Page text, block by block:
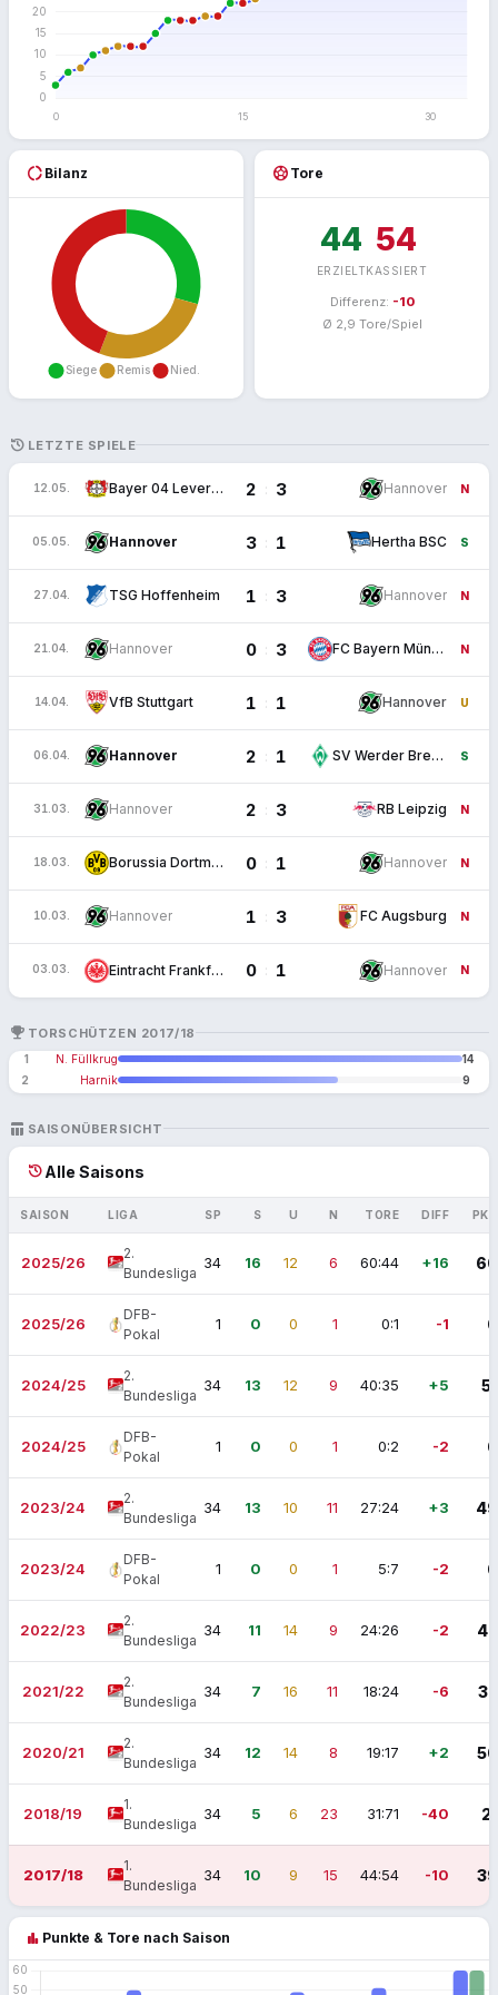
donut_large Bilanz sports_soccer Tore
44
ERZIELT
54
KASSIERT
Differenz: -10
Ø 2,9 Tore/Spiel
HISTORY LETZTE SPIELE
12.05. Bayer 04 Leverkusen 2 : 3 Hannover N
05.05. Hannover 3 : 1 Hertha BSC S
27.04. TSG Hoffenheim 1 : 3 Hannover N
21.04. Hannover 0 : 3 FC Bayern München N
14.04. VfB Stuttgart 1 : 1 Hannover U
06.04. Hannover 2 : 1 SV Werder Bremen S
31.03. Hannover 2 : 3 RB Leipzig N
18.03. Borussia Dortmund 0 : 1 Hannover N
10.03. Hannover 1 : 3 FC Augsburg N
03.03. Eintracht Frankfurt 0 : 1 Hannover N
EMOJI_EVENTS TORSCHÜTZEN 2017/18
1 N. Füllkrug
14
2
Harnik 9
TABLE_CHART SAISONÜBERSICHT
historyAlle Saisons
SAISON LIGA SP S U N TORE DIFF PKT
2025/26
2.
Bundesliga
34 16 12 6 60:44 +16 60
2025/26
DFB-
Pokal
1 0 0 1 0:1 -1 0
2024/25
2.
Bundesliga
34 13 12 9 40:35 +5 51
2024/25
DFB-
Pokal
1 0 0 1 0:2 -2 0
2023/24
2.
Bundesliga
34 13 10 11 27:24 +3 49
2023/24
DFB-
Pokal
1 0 0 1 5:7 -2 0
2022/23
2.
Bundesliga
34 11 14 9 24:26 -2 47
2021/22
2.
Bundesliga
34 7 16 11 18:24 -6 37
2020/21
2.
Bundesliga
34 12 14 8 19:17 +2 50
2018/19
1.
Bundesliga
34 5 6 23 31:71 -40 21
2017/18
1.
Bundesliga
34 10 9 15 44:54 -10 39
bar_chart Punkte & Tore nach Saison